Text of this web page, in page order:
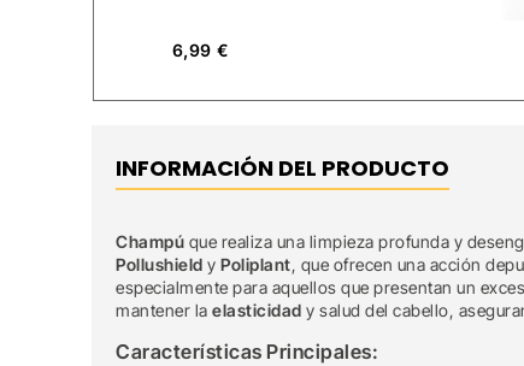
6,99€
INFORMACIÓN DEL PRODUCTO
Champú que realiza una limpieza profunda y
Pollushield yPoliplant, que ofrecen una acción
especialmente para aquellos que presentan un
mantener laelasticidad y salud del cabello,
Características Principales: